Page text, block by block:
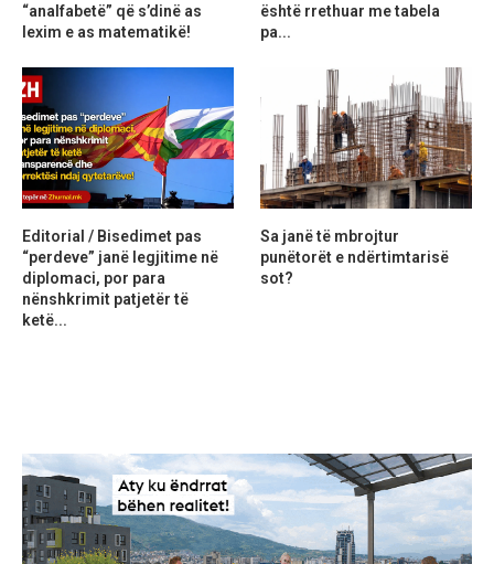
“analfabetë” që s’dinë as
lexim e as matematikë!
është rrethuar me tabela
pa...
Editorial / Bisedimet pas
“perdeve” janë legjitime në
diplomaci, por para
nënshkrimit patjetër të
ketë...
Sa janë të mbrojtur
punëtorët e ndërtimtarisë
sot?